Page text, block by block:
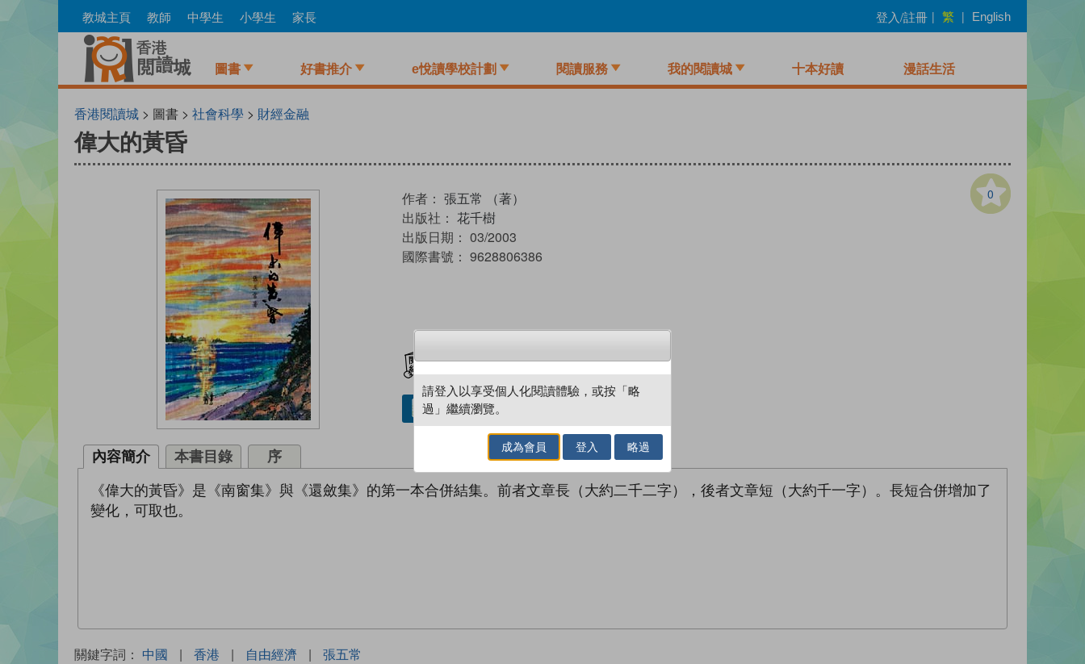
to
教城主頁 教師 中學生 小學生 家長 登入/註冊 | 繁 | English
圖書 好書推介 e悅讀學校計劃 閱讀服務 我的閱讀城 十本好讀 漫話生活
香港閱讀城 > 圖書 > 社會科學 > 財經金融
偉大的黃昏
0
作者： 張五常 （著）
出版社： 花千樹
出版日期： 03/2003
國際書號： 9628806386
借閱實體書
內容簡介 本書目錄 序
《偉大的黃昏》是《南窗集》與《還斂集》的第一本合併結集。前者文章長（大約二千二字），後者文章短（大約千一字）。長短合併增加了
變化，可取也。
關鍵字詞： 中國 | 香港 | 自由經濟 | 張五常
請登入以享受個人化閱讀體驗，或按「略
過」繼續瀏覽。
成為會員 登入 略過